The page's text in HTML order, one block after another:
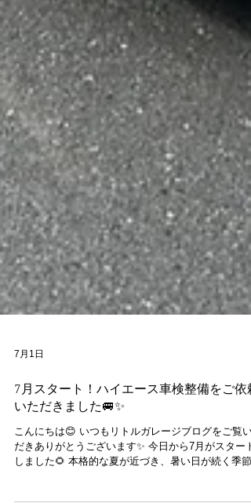
7月1日
7月スタート！ハイエース車検整備をご依頼